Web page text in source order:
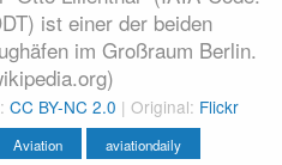
ist einer der beiden
im Großraum Berlin.
CC BY-NC 2.0 | Original: Flickr
Aviation aviationdaily